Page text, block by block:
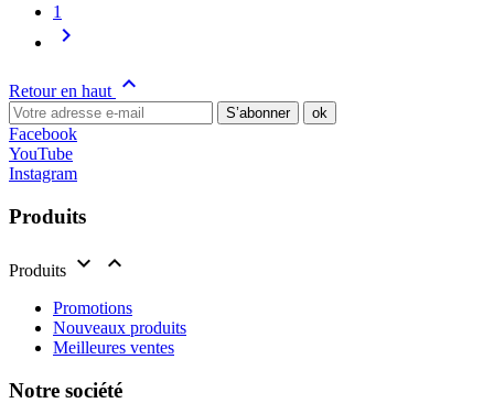
1

Retour en haut 
Facebook
YouTube
Instagram
Produits
Produits  
Promotions
Nouveaux produits
Meilleures ventes
Notre société